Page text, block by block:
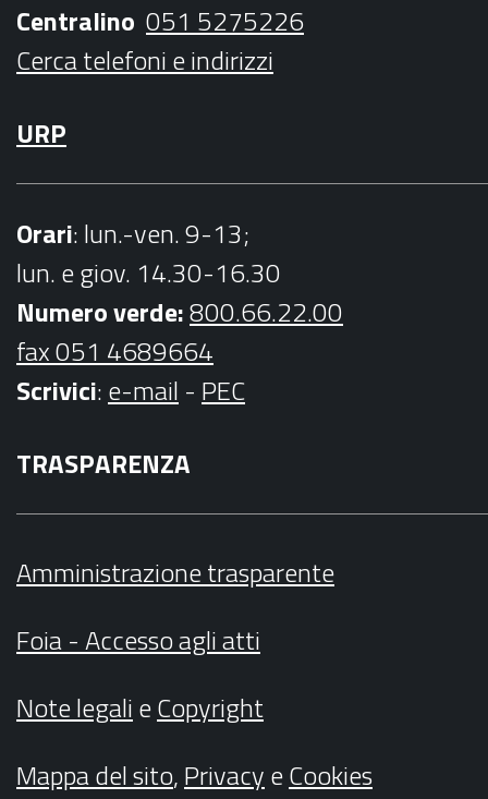
m
Centralino 051 5275226
Cerca telefoni e indirizzi
URP
Orari: lun.-ven. 9-13;
lun. e giov. 14.30-16.30
Numero verde:800.66.22.00
fax 051 4689664
Scrivici:e-mail - PEC
TRASPARENZA
Amministrazione trasparente
Foia - Accesso agli atti
Note legalieCopyright
Mappa del sito,PrivacyeCookies